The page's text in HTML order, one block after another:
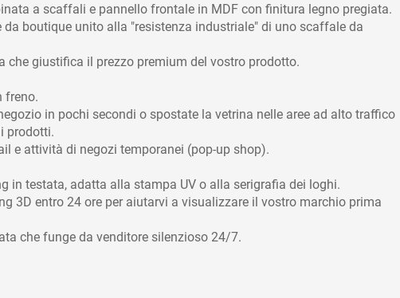
a scaffali e pannello frontale in MDF con finitura legno pregiata.
boutique unito alla "resistenza industriale" di uno scaffale da
che giustifica il prezzo premium del vostro prodotto.
freno.
in pochi secondi o spostate la vetrina nelle aree ad alto traffico
prodotti.
e attività di negozi temporanei (pop-up shop).
in testata, adatta alla stampa UV o alla serigrafia dei loghi.
3D entro 24 ore per aiutarvi a visualizzare il vostro marchio prima
che funge da venditore silenzioso 24/7.